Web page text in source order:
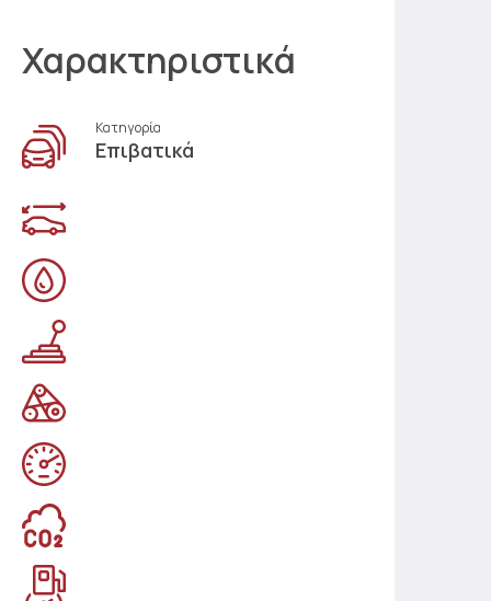
Χαρακτηριστικά
Κατηγορία
Επιβατικά